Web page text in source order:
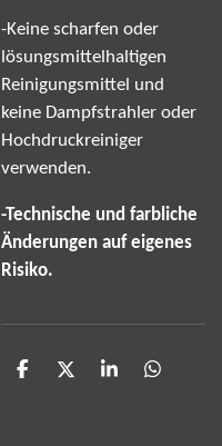
-Keine scharfen oder
lösungsmittelhaltigen
Reinigungsmittel und
keine Dampfstrahler oder
Hochdruckreiniger
verwenden.
-Technische und farbliche
Änderungen auf eigenes
Risiko.
T
T
T
T